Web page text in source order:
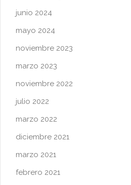
junio 2024
mayo 2024
noviembre 2023
marzo 2023
noviembre 2022
julio 2022
marzo 2022
diciembre 2021
marzo 2021
febrero 2021